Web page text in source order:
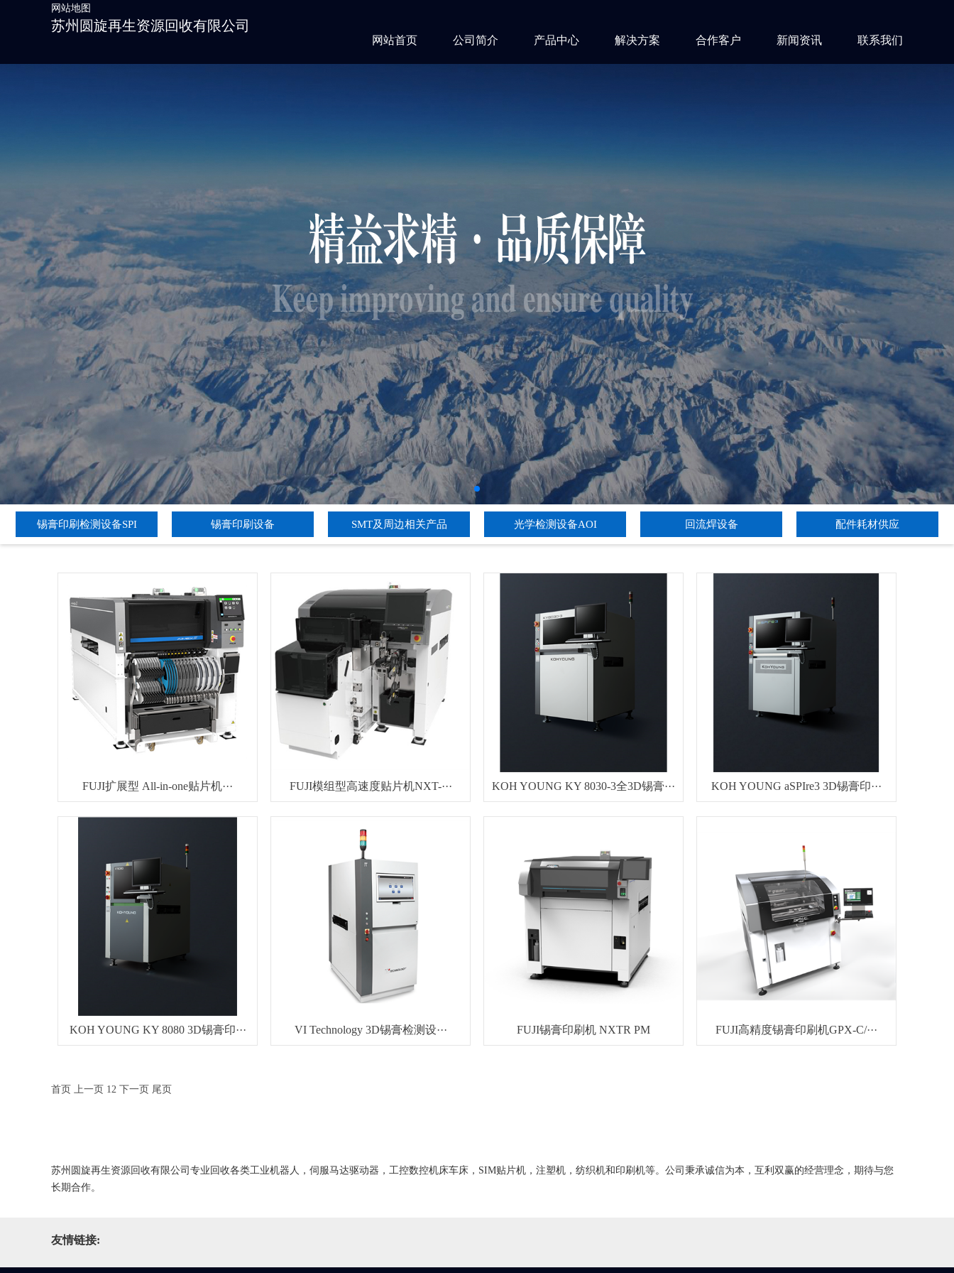
网站地图
苏州圆旋再生资源回收有限公司
网站首页 公司简介 产品中心 解决方案 合作客户 新闻资讯 联系我们
锡膏印刷检测设备SPI 锡膏印刷设备 SMT及周边相关产品 光学检测设备AOI 回流焊设备 配件耗材供应
FUJI扩展型 All-in-one贴片机··· FUJI模组型高速度贴片机NXT-··· KOH YOUNG KY 8030-3全3D锡膏··· KOH YOUNG aSPIre3 3D锡膏印···
KOH YOUNG KY 8080 3D锡膏印··· VI Technology 3D锡膏检测设··· FUJI锡膏印刷机 NXTR PM FUJI高精度锡膏印刷机GPX-C/···
首页 上一页 12 下一页 尾页
苏州圆旋再生资源回收有限公司专业回收各类工业机器人，伺服马达驱动器，工控数控机床车床，SIM贴片机，注塑机，纺织机和印刷机等。公司秉承诚信为本，互利双赢的经营理念，期待与您
长期合作。
友情链接: